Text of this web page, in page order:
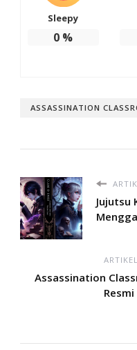
Sleepy
0 %
ASSASSINATION
Jujutsu
Assassination